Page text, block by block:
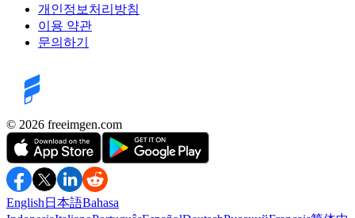
개인정보처리방침
이용 약관
문의하기
©️ 2026 freeimgen.com
English 日本語Bahasa